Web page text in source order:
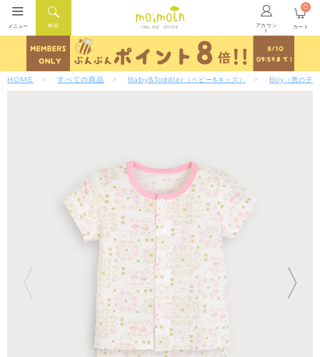
ONLINE STORE アカウン
ト
検索
メニュー カート
0
HOME すべての商品 Baby&Toddler （ベビー&キッズ） Boy （男の子）